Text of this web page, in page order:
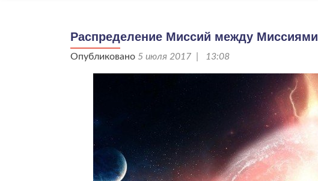
Распределение Миссий между Миссиями
Опубликовано 5 июля 2017 | 13:08